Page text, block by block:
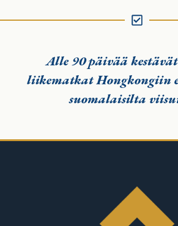
Alle 90 päivää
liikematkat Hongkongiin
suomalaisilta